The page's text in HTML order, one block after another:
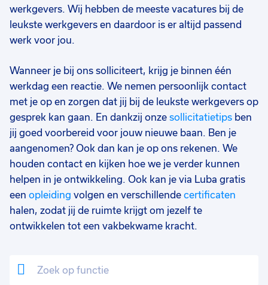
werkgevers. Wij hebben de meeste vacatures bij de
leukste werkgevers en daardoor is er altijd passend
werk voor jou.
Wanneer je bij ons solliciteert, krijg je binnen één
werkdag een reactie. We nemen persoonlijk contact
met je op en zorgen dat jij bij de leukste werkgevers op
gesprek kan gaan. En dankzij onze sollicitatietips ben
jij goed voorbereid voor jouw nieuwe baan. Ben je
aangenomen? Ook dan kan je op ons rekenen. We
houden contact en kijken hoe we je verder kunnen
helpen in je ontwikkeling. Ook kan je via Luba gratis
een opleiding volgen en verschillende certificaten
halen, zodat jij de ruimte krijgt om jezelf te
ontwikkelen tot een vakbekwame kracht.
Soort contract 0
Uitzicht op vast 30
Detacheren
Vast 10
Tijdelijk
Uren per week 0
37 - 40+ uur 35
25 - 32 uur 11
17 - 24 uur
33 - 36 uur 2